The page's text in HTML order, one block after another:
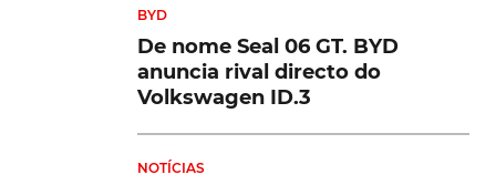
BYD
De nome Seal 06 GT. BYD
anuncia rival directo do
Volkswagen ID.3
NOTÍCIAS